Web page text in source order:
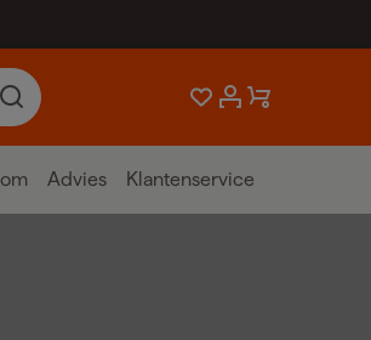
Advies Klantenservice